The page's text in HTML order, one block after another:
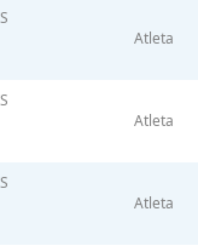
Atleta
Atleta
Atleta